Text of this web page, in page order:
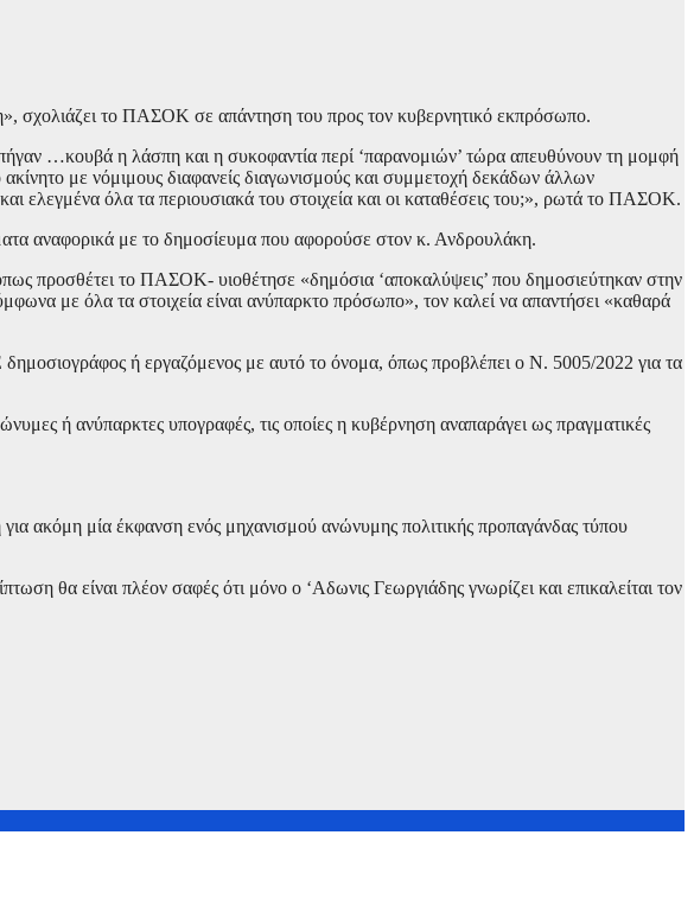
σχολιάζει το ΠΑΣΟΚ σε απάντηση του προς τον κυβερνητικό εκπρόσωπο.
…κουβά η λάσπη και η συκοφαντία περί ‘παρανομιών’ τώρα απευθύνουν τη μομφή
με νόμιμους διαφανείς διαγωνισμούς και συμμετοχή δεκάδων άλλων
ελεγμένα όλα τα περιουσιακά του στοιχεία και οι καταθέσεις του;», ρωτά το ΠΑΣΟΚ.
αναφορικά με το δημοσίευμα που αφορούσε στον κ. Ανδρουλάκη.
προσθέτει το ΠΑΣΟΚ- υιοθέτησε «δημόσια ‘αποκαλύψεις’ που δημοσιεύτηκαν στην
με όλα τα στοιχεία είναι ανύπαρκτο πρόσωπο», τον καλεί να απαντήσει «καθαρά
ή εργαζόμενος με αυτό το όνομα, όπως προβλέπει ο Ν. 5005/2022 για τα
ή ανύπαρκτες υπογραφές, τις οποίες η κυβέρνηση αναπαράγει ως πραγματικές
ακόμη μία έκφανση ενός μηχανισμού ανώνυμης πολιτικής προπαγάνδας τύπου
θα είναι πλέον σαφές ότι μόνο ο ‘Αδωνις Γεωργιάδης γνωρίζει και επικαλείται τον